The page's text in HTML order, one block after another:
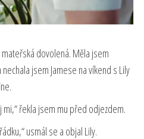
dovolená. Měla jsem
jsem Jamese na víkend s Lily
řekla jsem mu před odjezdem.
usmál se a objal Lily.